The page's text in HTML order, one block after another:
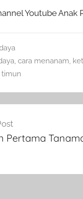
Youtube Anak
cara menanam
timun
Pertama